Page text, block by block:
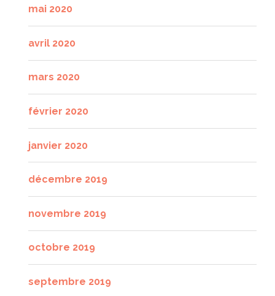
mai 2020
avril 2020
mars 2020
février 2020
janvier 2020
décembre 2019
novembre 2019
octobre 2019
septembre 2019